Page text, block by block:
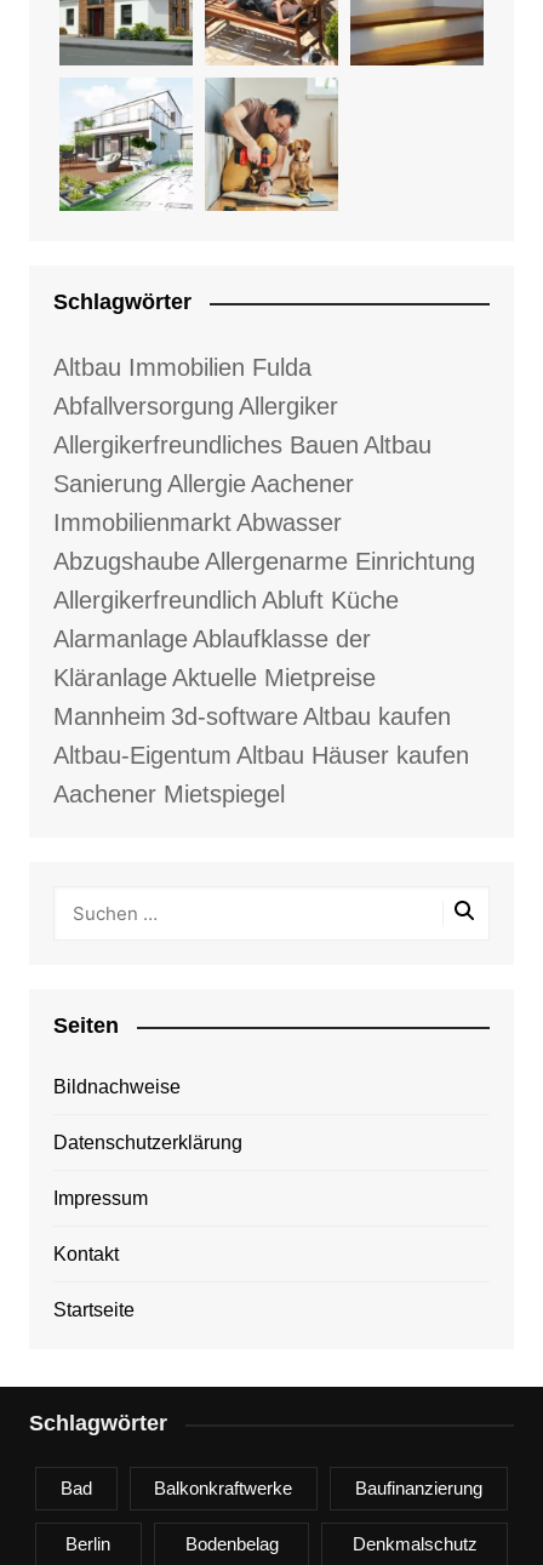
Schlagwörter
Altbau Immobilien Fulda
Abfallversorgung Allergiker
Allergikerfreundliches Bauen Altbau
Sanierung AllergieAachener
ImmobilienmarktAbwasser
AbzugshaubeAllergenarme Einrichtung
Allergikerfreundlich Abluft Küche
AlarmanlageAblaufklasse der
KläranlageAktuelle Mietpreise
Mannheim 3d-softwareAltbau kaufen
Altbau-Eigentum Altbau Häuser kaufen
Aachener Mietspiegel
Seiten
Bildnachweise
Datenschutzerklärung
Impressum
Kontakt
Startseite
Schlagwörter
Bad Balkonkraftwerke Baufinanzierung
Berlin Bodenbelag Denkmalschutz